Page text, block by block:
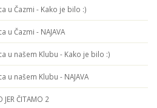
u Čazmi - Kako je bilo :)
u Čazmi - NAJAVA
u našem Klubu - Kako je bilo :)
u našem Klubu - NAJAVA
JER ČITAMO 2